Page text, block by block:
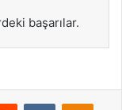
başarılar.
Reddit VKontakte